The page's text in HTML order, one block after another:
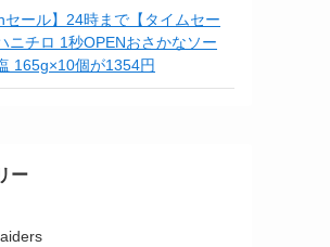
セール】24時まで【タイムセー
ニチロ 1秒OPENおさかなソー
165g×10個が1354円
ー